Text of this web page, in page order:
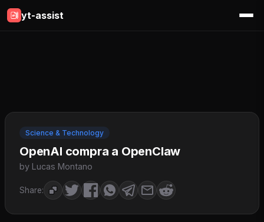
yt-assist
Science & Technology
OpenAI compra a OpenClaw
by Lucas Montano
Share: